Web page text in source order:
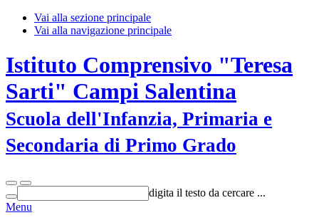
Vai alla sezione principale
Vai alla navigazione principale
Istituto Comprensivo "Teresa
Sarti" Campi Salentina
Scuola dell'Infanzia, Primaria e
Secondaria di Primo Grado
digita il testo da cercare ...
Menu